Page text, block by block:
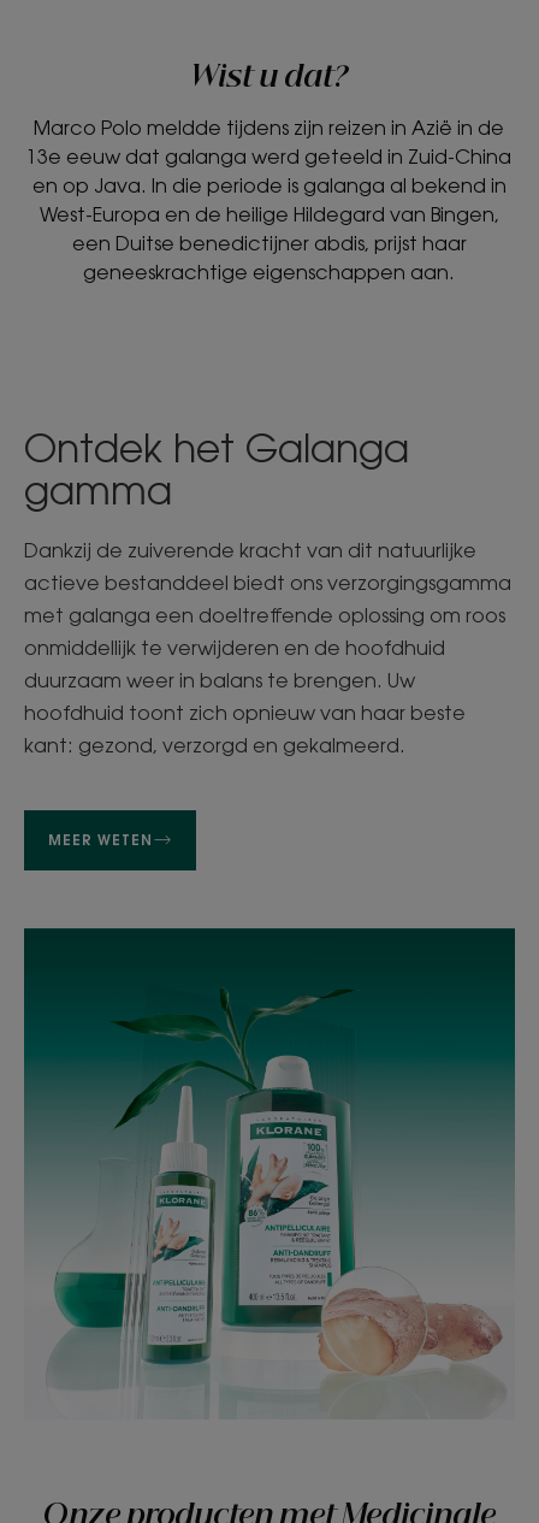
Wist u dat?
Marco Polo meldde tijdens zijn reizen in Azië in de
13e eeuw dat galanga werd geteeld in Zuid-China
en op Java. In die periode is galanga al bekend in
West-Europa en de heilige Hildegard van Bingen,
een Duitse benedictijner abdis, prijst haar
geneeskrachtige eigenschappen aan.
Ontdek het Galanga
gamma
Dankzij de zuiverende kracht van dit natuurlijke
actieve bestanddeel biedt ons verzorgingsgamma
met galanga een doeltreffende oplossing om roos
onmiddellijk te verwijderen en de hoofdhuid
duurzaam weer in balans te brengen. Uw
hoofdhuid toont zich opnieuw van haar beste
kant: gezond, verzorgd en gekalmeerd.
MEER WETEN
Onze producten met Medicinale